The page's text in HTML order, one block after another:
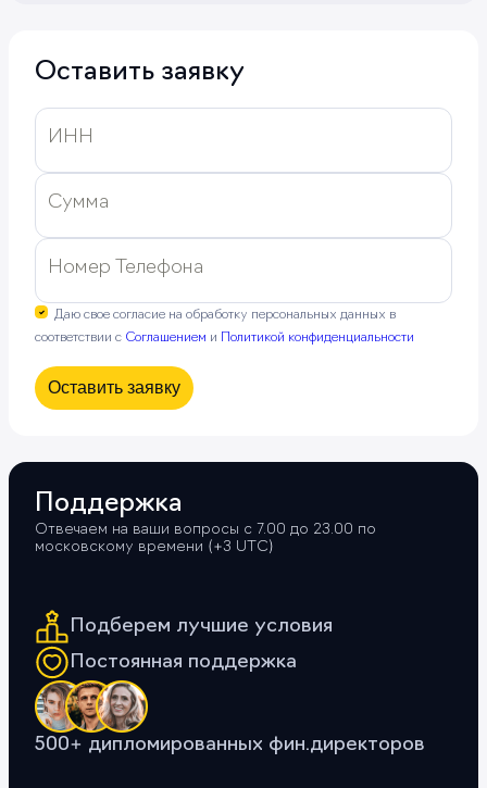
Оставить заявку
ИНН
Сумма
Номер Телефона
Даю свое согласие на обработку персональных данных в
соответствии с Соглашением и Политикой конфиденциальности
Оставить заявку
Поддержка
Отвечаем на ваши вопросы с 7.00 до 23.00 по
московскому времени (+3 UTС)
Подберем лучшие условия
Постоянная поддержка
500+ дипломированных фин.директоров